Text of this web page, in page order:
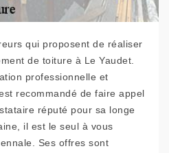
qui proposent de réaliser
de toiture à Le Yaudet.
professionnelle et
recommandé de faire appel
réputé pour sa longe
il est le seul à vous
Ses offres sont